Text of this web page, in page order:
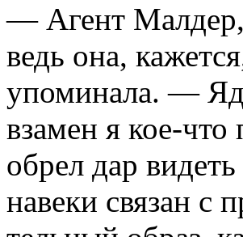
— Агент Малдер,
ведь она,
упоминала. —
взамен я кое-что
обрел дар
навеки связан с